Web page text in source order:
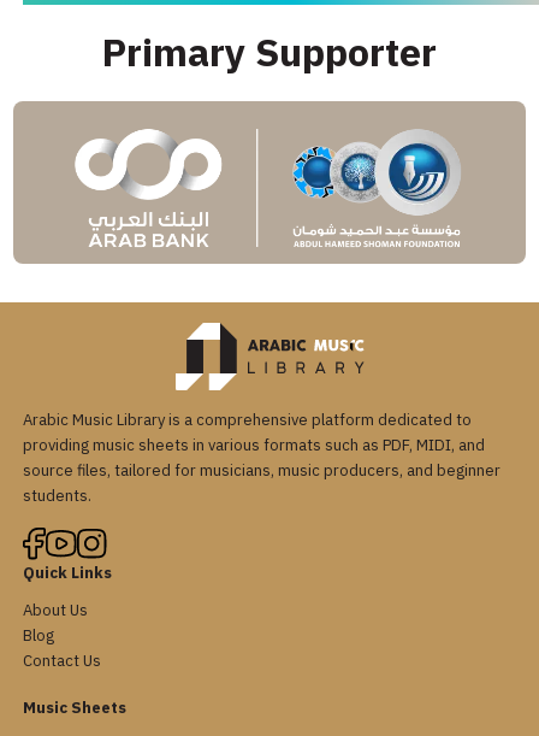
Primary Supporter
Arabic Music Library is a comprehensive platform dedicated to
providing music sheets in various formats such as PDF, MIDI, and
source files, tailored for musicians, music producers, and beginner
students.
Quick Links
About Us
Blog
Contact Us
Music Sheets